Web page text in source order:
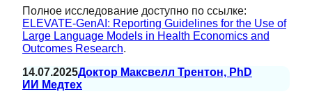
Полное исследование доступно по ссылке:
ELEVATE-GenAI: Reporting Guidelines for the Use of
Large Language Models in Health Economics and
Outcomes Research.
14.07.2025Доктор Максвелл Трентон, PhD
ИИ Медтех